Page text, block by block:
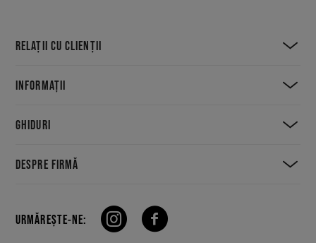
RELAȚII CU CLIENȚII
INFORMAȚII
GHIDURI
DESPRE FIRMĂ
URMĂREȘTE-NE: